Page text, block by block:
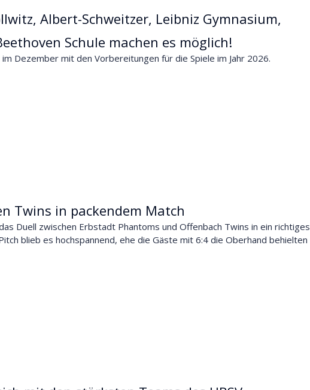
Albert-Schweitzer, Leibniz Gymnasium,
Schule machen es möglich!
Dezember mit den Vorbereitungen für die Spiele im Jahr 2026.
Twins in packendem Match
Duell zwischen Erbstadt Phantoms und Offenbach Twins in ein richtiges
blieb es hochspannend, ehe die Gäste mit 6:4 die Oberhand behielten